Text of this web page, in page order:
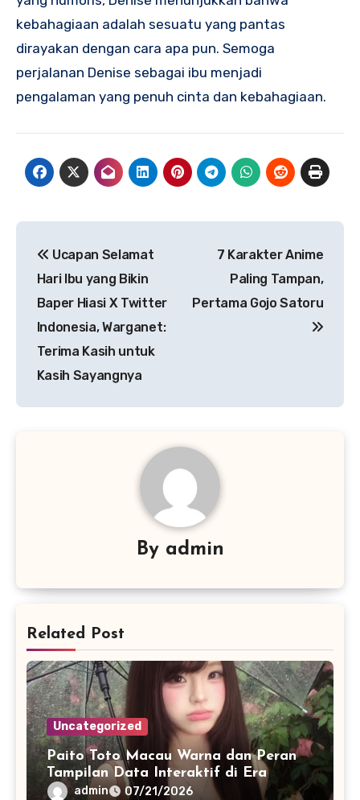
kebahagiaan adalah sesuatu yang pantas
dirayakan dengan cara apa pun. Semoga
perjalanan Denise sebagai ibu menjadi
pengalaman yang penuh cinta dan kebahagiaan.
pos
Ucapan Selamat
Hari Ibu yang Bikin
Baper Hiasi X Twitter
Indonesia, Warganet:
Terima Kasih untuk
Kasih Sayangnya
7 Karakter Anime
Paling Tampan,
Pertama Gojo Satoru
By admin
Related Post
Uncategorized
Paito Toto Macau Warna dan Peran
Tampilan Data Interaktif di Era
Informasi Digital Modern
admin 07/21/2026